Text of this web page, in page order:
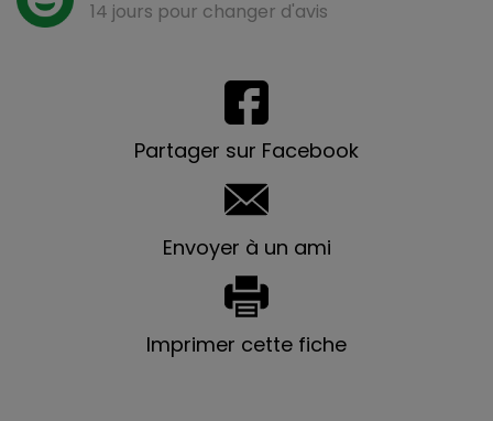
14 jours pour changer d'avis
Partager sur Facebook
Envoyer à un ami
Imprimer cette fiche